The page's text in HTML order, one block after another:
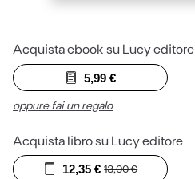
Acquista ebook su Lucy editore
5,99€
oppure fai un regalo
Acquista libro su Lucy editore
13,00€
12,35€